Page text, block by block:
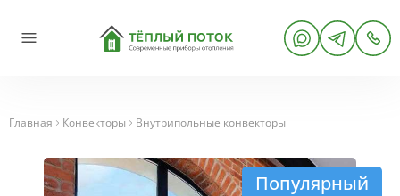
Главная Конвекторы Внутрипольные конвекторы
Популярный